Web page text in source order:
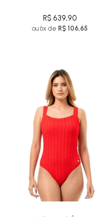
R$ 639,90
ou 6x de R$ 106,65